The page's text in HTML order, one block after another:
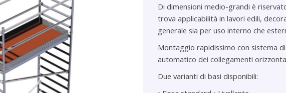
Di dimensioni medio-grandi è
trova applicabilità in lavori edili,
generale sia per uso interno che
Montaggio rapidissimo con sistema
automatico dei collegamenti
Due varianti di basi disponibili: